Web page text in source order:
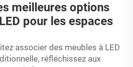
meilleures options
pour les espaces
associer des meubles à LED
réfléchissez aux